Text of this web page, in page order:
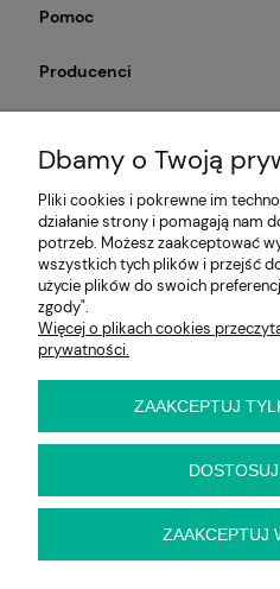
Pomoc
Producenci
Informacje
E-KRZESŁO
Biuro handlowe (bez
kontakt przed wizytą
ul. Cynamonowa 2,
woj. dolnośląskie
22 22 82 046,
biuro@e-krzeslo.com.pl
Dbamy o Twoją
Pliki cookies i pokrewne im
działanie strony i pomagają nam
potrzeb. Możesz zaakceptować
wszystkich tych plików i przejść
użycie plików do swoich
zgody".
Więcej o plikach cookies
prywatności.
ZAAKCEPTUJ
ZAAKCEPTUJ